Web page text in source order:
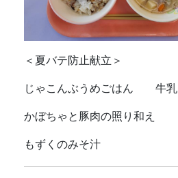
＜夏バテ防止献立＞
じゃこんぶうめごはん 牛乳
かぼちゃと豚肉の照り和え
もずくのみそ汁